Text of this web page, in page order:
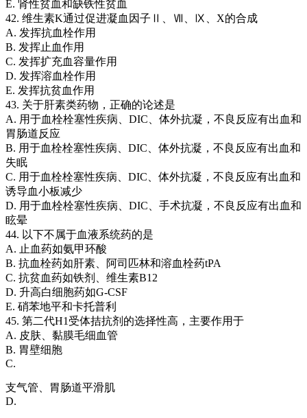
E. 肾性贫血和缺铁性贫血
42. 维生素K通过促进凝血因子Ⅱ、Ⅶ、Ⅸ、X的合成
A. 发挥抗血栓作用
B. 发挥止血作用
C. 发挥扩充血容量作用
D. 发挥溶血栓作用
E. 发挥抗贫血作用
43. 关于肝素类药物，正确的论述是
A. 用于血栓栓塞性疾病、DIC、体外抗凝，不良反应有出血和
胃肠道反应
B. 用于血栓栓塞性疾病、DIC、体外抗凝，不良反应有出血和
失眠
C. 用于血栓栓塞性疾病、DIC、体外抗凝，不良反应有出血和
诱导血小板减少
D. 用于血栓栓塞性疾病、DIC、手术抗凝，不良反应有出血和
眩晕
44. 以下不属于血液系统药的是
A. 止血药如氨甲环酸
B. 抗血栓药如肝素、阿司匹林和溶血栓药tPA
C. 抗贫血药如铁剂、维生素B12
D. 升高白细胞药如G-CSF
E. 硝苯地平和卡托普利
45. 第二代H1受体拮抗剂的选择性高，主要作用于
A. 皮肤、黏膜毛细血管
B. 胃壁细胞
C.
支气管、胃肠道平滑肌
D.